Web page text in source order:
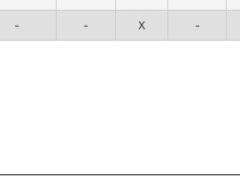
- - X -